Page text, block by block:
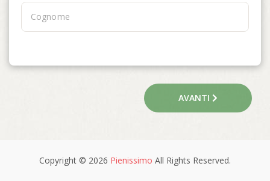
AVANTI
Copyright © 2026 Pienissimo All Rights Reserved.